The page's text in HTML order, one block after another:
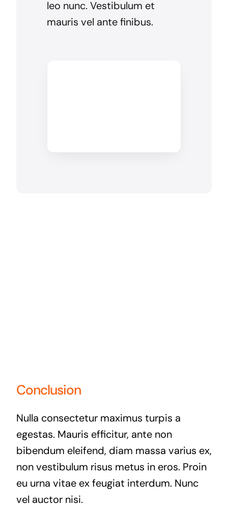
leo nunc. Vestibulum et
mauris vel ante finibus.
Conclusion
Nulla consectetur maximus turpis a
egestas. Mauris efficitur, ante non
bibendum eleifend, diam massa varius ex,
non vestibulum risus metus in eros. Proin
eu urna vitae ex feugiat interdum. Nunc
vel auctor nisi.